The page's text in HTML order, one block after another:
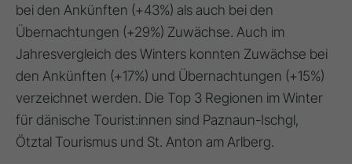
bei den Ankünften (+43%) als auch bei den
Übernachtungen (+29%) Zuwächse. Auch im
Jahresvergleich des Winters konnten Zuwächse bei
den Ankünften (+17%) und Übernachtungen (+15%)
verzeichnet werden. Die Top 3 Regionen im Winter
für dänische Tourist:innen sind Paznaun-Ischgl,
Ötztal Tourismus und St. Anton am Arlberg.